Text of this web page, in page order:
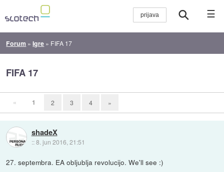
☰
Forum »Igre » FIFA 17
FIFA 17
« 1 2 3 4 »
shadeX
::8. jun 2016, 21:51
27. septembra. EA obljublja revolucijo. We'll see :)